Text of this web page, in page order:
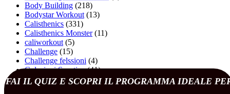
Body Building (218)
Bodystar Workout (13)
Calisthenics (331)
Calisthenics Monster(11)
caliworkout (5)
Challenge (15)
Challenge felssioni (4)
Colazioni Sportive(41)
Corpo Libero (168)
Cura e Prevenzione
FAI IL QUIZ E SCOPRI IL PROGRAMMA IDEALE